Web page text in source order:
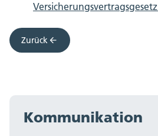
Versicherungsvertragsgesetz
Zurück
Kommunikation